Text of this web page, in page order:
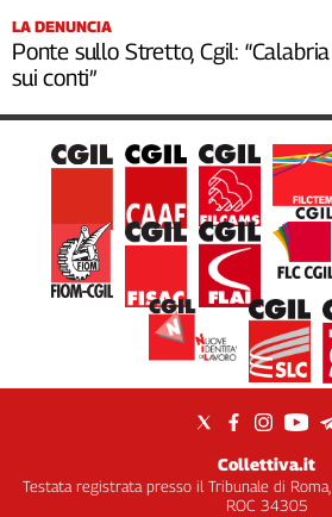
LA DENUNCIA
Ponte sullo Stretto, Cgil:
sui conti”
Collettiva.it
Testata registrata presso il Tribunale di
ROC 34305